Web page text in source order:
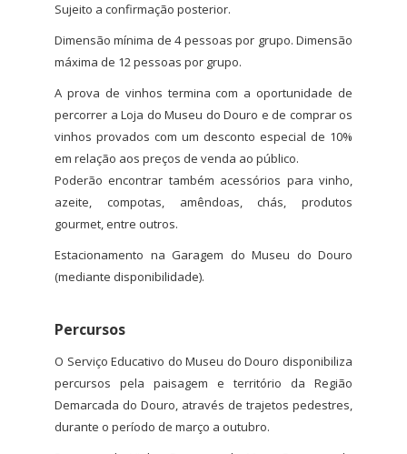
Sujeito a confirmação posterior.
Dimensão mínima de 4 pessoas por grupo. Dimensão
máxima de 12 pessoas por grupo.
A prova de vinhos termina com a oportunidade de
percorrer a Loja do Museu do Douro e de comprar os
vinhos provados com um desconto especial de 10%
em relação aos preços de venda ao público.
Poderão encontrar também acessórios para vinho,
azeite, compotas, amêndoas, chás, produtos
gourmet, entre outros.
Estacionamento na Garagem do Museu do Douro
(mediante disponibilidade).
Percursos
O Serviço Educativo do Museu do Douro disponibiliza
percursos pela paisagem e território da Região
Demarcada do Douro, através de trajetos pedestres,
durante o período de março a outubro.